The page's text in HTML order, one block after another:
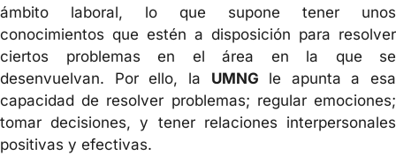
ámbito laboral, lo que supone tener unos
conocimientos que estén a disposición para resolver
ciertos problemas en el área en la que se
desenvuelvan. Por ello, la UMNG le apunta a esa
capacidad de resolver problemas; regular emociones;
tomar decisiones, y tener relaciones interpersonales
positivas y efectivas.